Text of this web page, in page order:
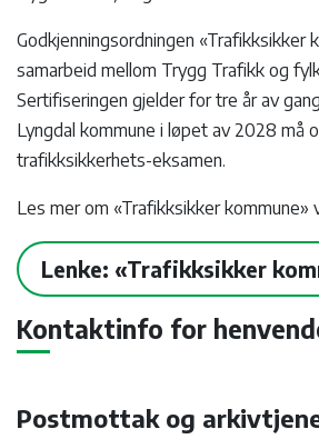
Godkjenningsordningen «Trafikksikker
samarbeid mellom Trygg Trafikk og
Sertifiseringen gjelder for tre år av
Lyngdal kommune i løpet av 2028 må
trafikksikkerhets-eksamen.
Les mer om «Trafikksikker kommune»
Lenke: «Trafikksikker
Kontaktinfo for
Postmottak og